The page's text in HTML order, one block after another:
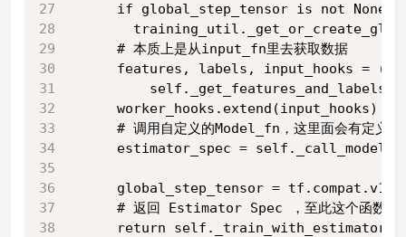
      if global_step_tensor is not None:
      # 本质上是从input_fn里去获取数据
      features, labels, input_hooks = (
      worker_hooks.extend(input_hooks)
# 调用自定义的Model_fn，这里面会有定义好
estimator_spec =
global_step_tensor =
# 返回 Estimator Spec ，至此这个函数里
return